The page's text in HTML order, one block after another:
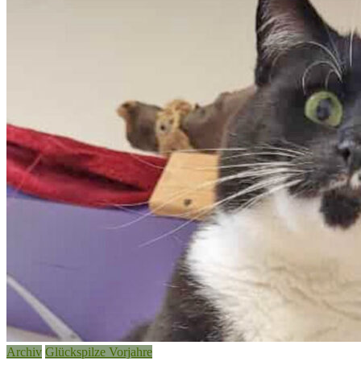
Archiv Glückspilze Vorjahre